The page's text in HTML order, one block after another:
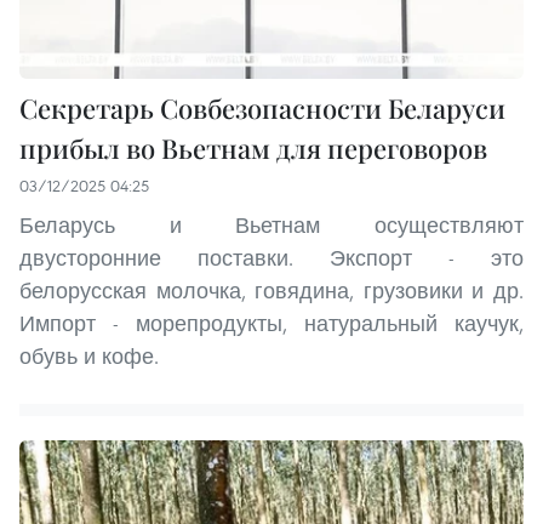
Секретарь Совбезопасности Беларуси
прибыл во Вьетнам для переговоров
03/12/2025 04:25
Беларусь и Вьетнам осуществляют
двусторонние поставки. Экспорт - это
белорусская молочка, говядина, грузовики и др.
Импорт - морепродукты, натуральный каучук,
обувь и кофе.